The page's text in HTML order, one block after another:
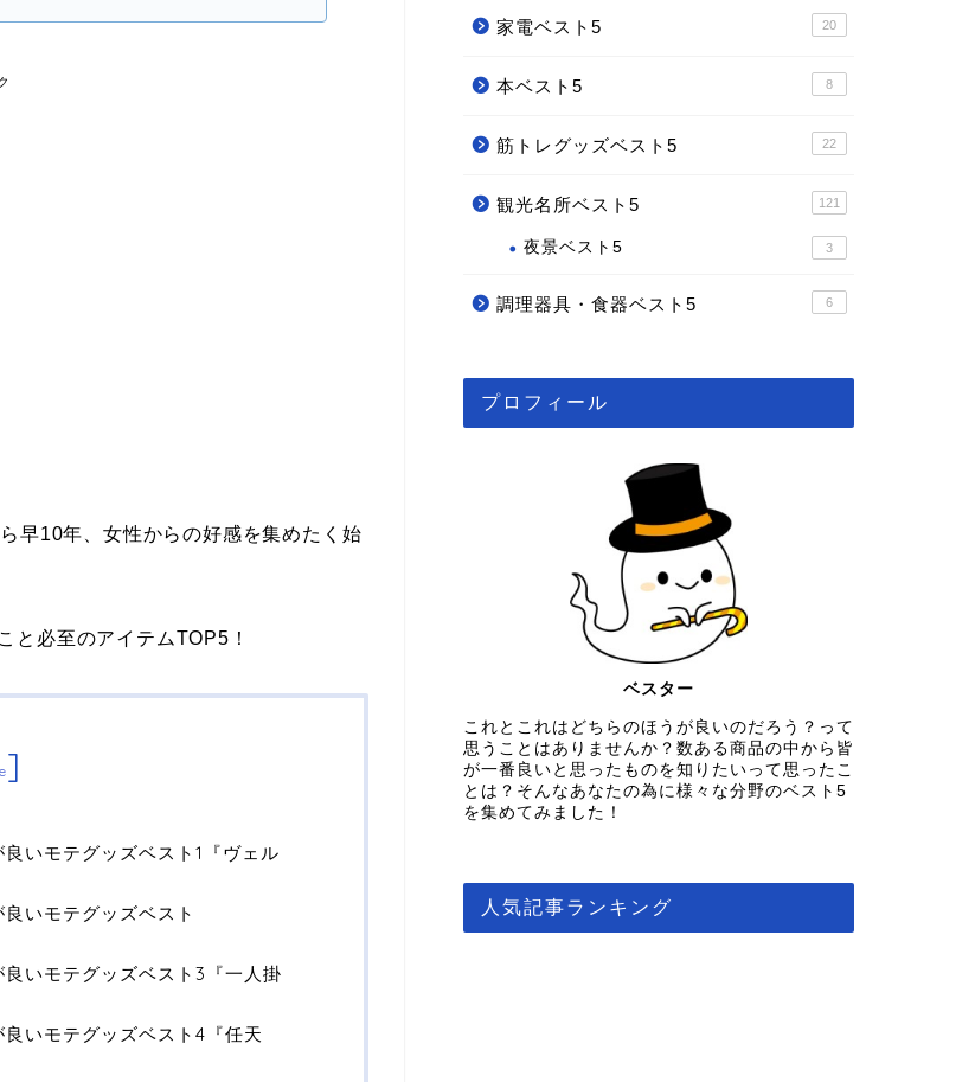
早10年、女性からの好感を集めたく始
と必至のアイテムTOP5！
]
いモテグッズベスト1『ヴェル
いモテグッズベスト
いモテグッズベスト3『一人掛
いモテグッズベスト4『任天
家電ベスト5 20
本ベスト5 8
筋トレグッズベスト5 22
観光名所ベスト5 121
夜景ベスト5 3
調理器具・食器ベスト5 6
プロフィール
ベスター
これとこれはどちらのほうが良いのだろう？って
思うことはありませんか？数ある商品の中から皆
が一番良いと思ったものを知りたいって思ったこ
とは？そんなあなたの為に様々な分野のベスト5
を集めてみました！
人気記事ランキング